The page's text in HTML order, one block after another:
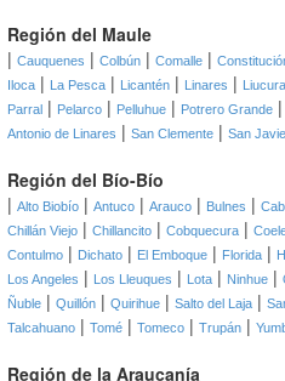
Región del Maule
| Cauquenes | Colbún | Comalle |
Iloca | La Pesca | Licantén | Linares | Liucura
Parral | Pelarco | Pelluhue | Potrero Grande |
Antonio de Linares | San Clemente | San
Región del Bío-Bío
| Alto Biobío | Antuco | Arauco | Bulnes |
Chillán Viejo | Chillancito | Cobquecura |
Contulmo | Dichato | El Emboque | Florida |
Los Angeles | Los Lleuques | Lota | Ninhue |
Ñuble | Quillón | Quirihue | Salto del Laja |
Talcahuano | Tomé | Tomeco | Trupán |
Región de la Araucanía